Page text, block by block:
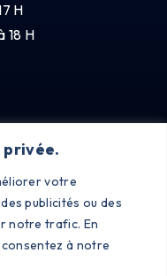
privée.
votre
publicités ou des
notre trafic. En
consentez à notre
H
18 H